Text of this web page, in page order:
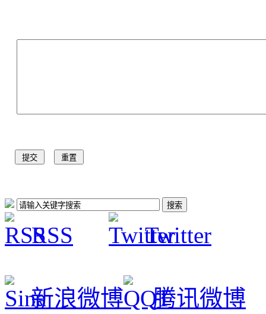
RSS Twitter
新浪微博 腾讯微博